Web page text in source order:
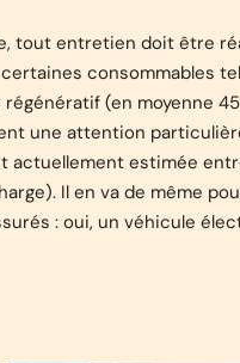
tout entretien doit être
consommables
(en moyenne
une attention
actuellement estimée
Il en va de même
: oui, un véhicule